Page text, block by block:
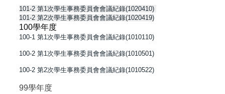
101-2 第1次學生事務委員會會議紀錄(1020410)
101-2 第2次學生事務委員會會議紀錄(1020419)
100學年度
100-1 第1次學生事務委員會會議紀錄(1010110)
100-2 第1次學生事務委員會會議紀錄(1010501)
100-2 第2次學生事務委員會會議紀錄(1010522)
99學年度